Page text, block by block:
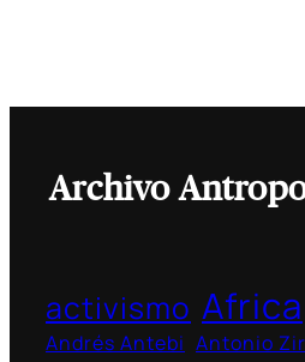
Archivo
activismo Africa
Andrés Antebi Antonio